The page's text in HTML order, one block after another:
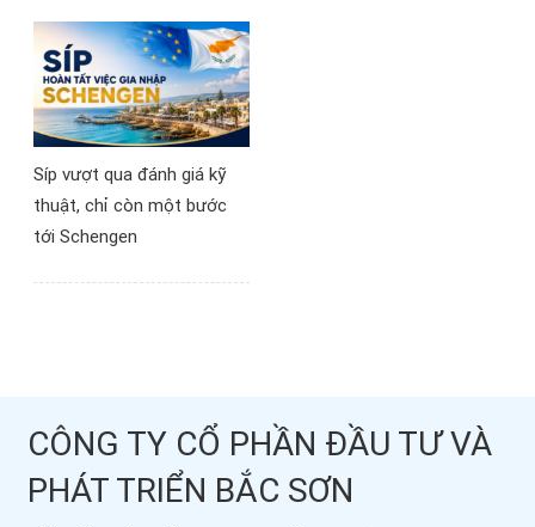
Síp vượt qua đánh giá kỹ
thuật, chỉ còn một bước
tới Schengen
CÔNG TY CỔ PHẦN ĐẦU TƯ VÀ
PHÁT TRIỂN BẮC SƠN